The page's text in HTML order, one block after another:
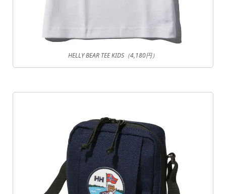
HELLY BEAR TEE KIDS（4,180円）